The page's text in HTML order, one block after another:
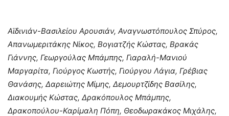
Αϊδινιάν-Βασιλείου Αρουσιάν, Αναγνωστόπουλος Σπύρος,
Απανωμεριτάκης Νίκος, Βογιατζής Κώστας, Βρακάς
Γιάννης, Γεωργούλας Μπάμπης, Γιαραλή-Μανιού
Μαργαρίτα, Γιούργος Κωστής, Γιούργου Λάγια, Γρέβιας
Θανάσης, Δαρειώτης Μίμης, Δεμουρτζίδης Βασίλης,
Διακουμής Κώστας, Δρακόπουλος Μπάμπης,
Δρακοπούλου-Καρίμαλη Πόπη, Θεοδωρακάκος Μιχάλης,